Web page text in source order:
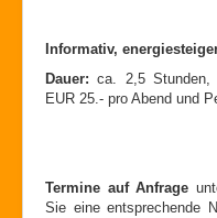
Informativ,
Dauer: ca. 2,5 Stunden,
EUR 25.- pro Abend und
Termine auf Anfrage
Sie eine entsprechende